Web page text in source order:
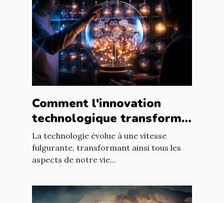
Comment l'innovation
technologique transforme
les entreprises à l'échelle
mondiale
La technologie évolue à une vitesse
fulgurante, transformant ainsi tous les
aspects de notre vie...